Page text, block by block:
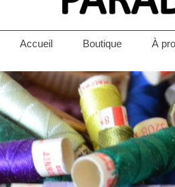
Accueil Boutique À